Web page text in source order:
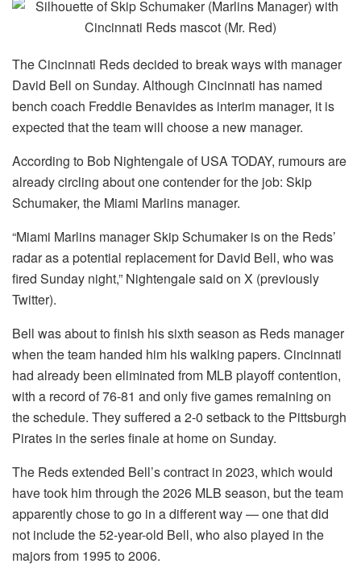
The Cincinnati Reds decided to break ways with manager
David Bell on Sunday. Although Cincinnati has named
bench coach Freddie Benavides as interim manager, it is
expected that the team will choose a new manager.
According to Bob Nightengale of USA TODAY, rumours are
already circling about one contender for the job: Skip
Schumaker, the Miami Marlins manager.
“Miami Marlins manager Skip Schumaker is on the Reds’
radar as a potential replacement for David Bell, who was
fired Sunday night,” Nightengale said on X (previously
Twitter).
Bell was about to finish his sixth season as Reds manager
when the team handed him his walking papers. Cincinnati
had already been eliminated from MLB playoff contention,
with a record of 76-81 and only five games remaining on
the schedule. They suffered a 2-0 setback to the Pittsburgh
Pirates in the series finale at home on Sunday.
The Reds extended Bell’s contract in 2023, which would
have took him through the 2026 MLB season, but the team
apparently chose to go in a different way — one that did
not include the 52-year-old Bell, who also played in the
majors from 1995 to 2006.